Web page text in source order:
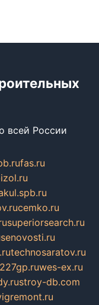
всей России
fas.ru
cemko.ru
superiorsearch.ru
senovosti.ru
technosaratov.ru
227gp.ruwes-ex.ru
stroy-db.com